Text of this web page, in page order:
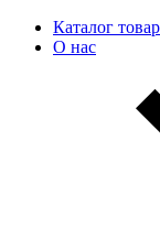
Каталог
О нас